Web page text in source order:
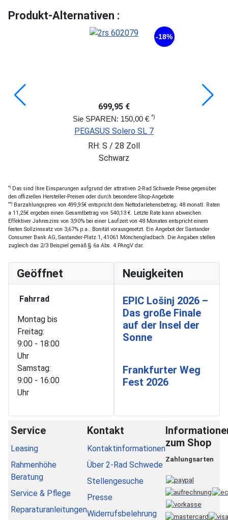
Produkt-Alternativen :
-18%
699,95 €
Sie SPAREN: 150,00 € *)
PEGASUS Solero SL 7
RH: S / 28 Zoll
Schwarz
*) Das sind Ihre Einsparungen aufgrund der attrativen 2-Rad Schwede Preise gegenüber
den offiziellen Hersteller-Preisen oder durch besondere Shop-Angebote
**) Barzahlungspreis von 499,95€ entspricht dem Nettodarlehensbetrag; 48 monatl. Raten
a 11,25€ ergeben einen Gesamtbetrag von 540,13 €. Letzte Rate kann abweichen.
Effektiver Jahreszins von 3,90% bei einer Laufzeit von 48 Monaten entspricht einem
festen Sollzinssatz von 3,67% p.a.. Bonität vorausgesetzt. Ein Angebot der Santander
Consumer Bank AG, Santander-Platz 1, 41061 Mönchengladbach. Die Angaben stellen
zugleich das 2/3 Beispiel gemäß § 6a Abs. 4 PAngV dar.
Geöffnet
Fahrrad
Montag bis
Freitag:
9:00 - 18:00
Uhr
Samstag:
9:00 - 16:00
Uhr
Neuigkeiten
EPIC Lošinj 2026 –
Das große Finale
auf der Insel der
Sonne
Frankfurter Weg
Fest 2026
Service
Leasing
Rahmenhöhe
Beratung
Service & Pflege
Reparaturanleitungen
Kontakt
Kontaktinformationen
Über 2-Rad Schwede
Stellengesuche
Presse
Widerrufsbelehrung
zum Shop
Zahlungsarten